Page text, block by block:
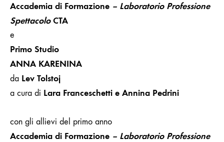
Accademia di Formazione – Laboratorio Professione
SpettacoloCTA
e
Primo Studio
ANNA KARENINA
da Lev Tolstoj
a cura di Lara Franceschetti e Annina Pedrini
con gli allievi del primo anno
Accademia di Formazione – Laboratorio Professione